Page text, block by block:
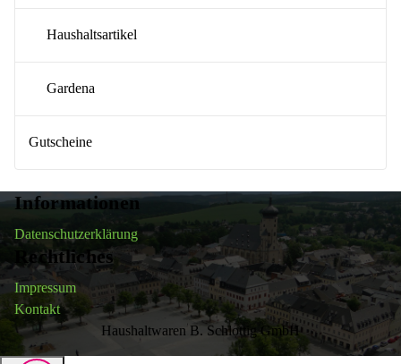
Haushaltsartikel
Gardena
Gutscheine
Informationen
Datenschutzerklärung
Rechtliches
Impressum
Kontakt
Haushaltwaren B. Schlottig GmbH